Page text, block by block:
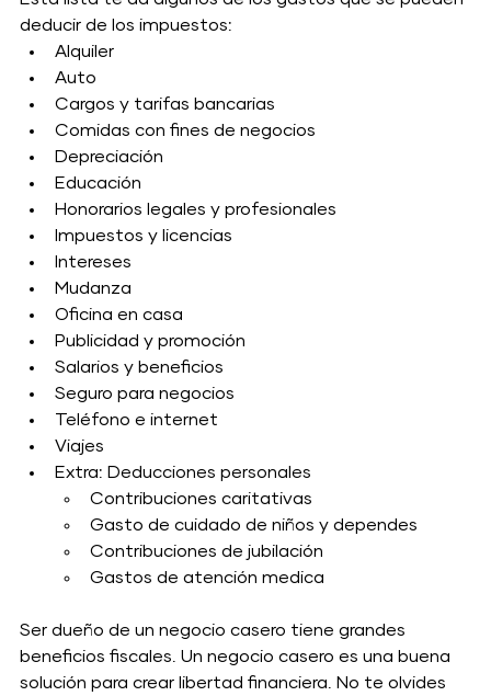
deducir de los impuestos:
Alquiler
Auto
Cargos y tarifas bancarias
Comidas con fines de negocios
Depreciación
Educación
Honorarios legales y profesionales
Impuestos y licencias
Intereses
Mudanza
Oficina en casa
Publicidad y promoción
Salarios y beneficios
Seguro para negocios
Teléfono e internet
Viajes
Extra: Deducciones personales
Contribuciones caritativas
Gasto de cuidado de niños y dependes
Contribuciones de jubilación
Gastos de atención medica
Ser dueño de un negocio casero tiene grandes
beneficios fiscales. Un negocio casero es una buena
solución para crear libertad financiera. No te olvides